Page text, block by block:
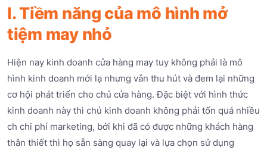
I. Tiềm năng của mô hình mở
tiệm may nhỏ
Hiện nay kinh doanh cửa hàng may tuy không phải là mô
hình kinh doanh mới lạ nhưng vẫn thu hút và đem lại những
cơ hội phát triển cho chủ cửa hàng. Đặc biệt với hình thức
kinh doanh này thì chủ kinh doanh không phải tốn quá nhiều
ch chi phí marketing, bởi khi đã có được những khách hàng
thân thiết thì họ sẵn sàng quay lại và lựa chọn sử dụng